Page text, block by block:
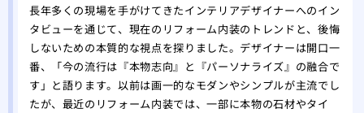
シ
素
能
こ
替
長年多くの現場を手がけてきたインテリアデザイナーへのイン
タビューを通じて、現在のリフォーム内装のトレンドと、後悔
しないための本質的な視点を探りました。デザイナーは開口一
番、「今の流行は『本物志向』と『パーソナライズ』の融合で
す」と語ります。以前は画一的なモダンやシンプルが主流でし
たが、最近のリフォーム内装では、一部に本物の石材やタイ